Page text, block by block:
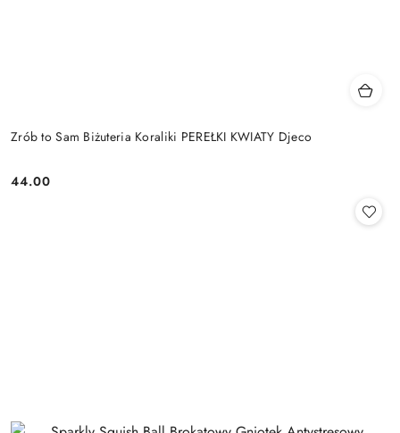
Zrób to Sam Biżuteria Koraliki PEREŁKI KWIATY Djeco
Cena:
44.00